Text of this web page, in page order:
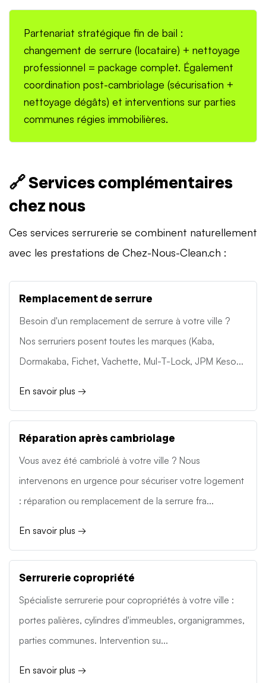
Partenariat stratégique fin de bail :
changement de serrure (locataire) + nettoyage
professionnel = package complet. Également
coordination post-cambriolage (sécurisation +
nettoyage dégâts) et interventions sur parties
communes régies immobilières.
🔗 Services complémentaires
chez nous
Ces services serrurerie se combinent naturellement
avec les prestations de Chez-Nous-Clean.ch :
Remplacement de serrure
Besoin d'un remplacement de serrure à votre ville ?
Nos serruriers posent toutes les marques (Kaba,
Dormakaba, Fichet, Vachette, Mul-T-Lock, JPM Keso...
En savoir plus →
Réparation après cambriolage
Vous avez été cambriolé à votre ville ? Nous
intervenons en urgence pour sécuriser votre logement
: réparation ou remplacement de la serrure fra...
En savoir plus →
Serrurerie copropriété
Spécialiste serrurerie pour copropriétés à votre ville :
portes palières, cylindres d'immeubles, organigrammes,
parties communes. Intervention su...
En savoir plus →